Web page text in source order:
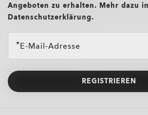
Angeboten zu erhalten. Mehr dazu
Datenschutzerklärung.
E-Mail-Adresse
REGISTRIEREN